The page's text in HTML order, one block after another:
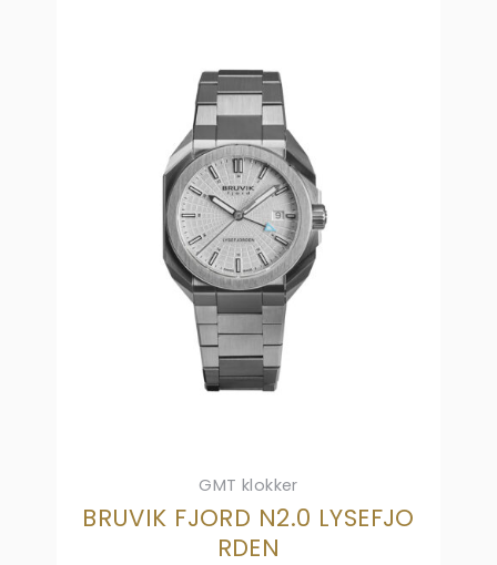
GMT klokker
BRUVIK FJORD N2.0 LYSEFJO
RDEN